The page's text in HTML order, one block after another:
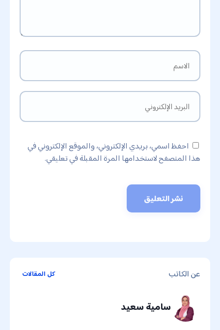
احفظ اسمي، بريدي الإلكتروني، والموقع الإلكتروني في
هذا المتصفح لاستخدامها المرة المقبلة في تعليقي.
عن الكاتب كل المقالات
سامية سعيد